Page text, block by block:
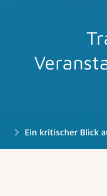
Ein kritischer Blick auf die Open-